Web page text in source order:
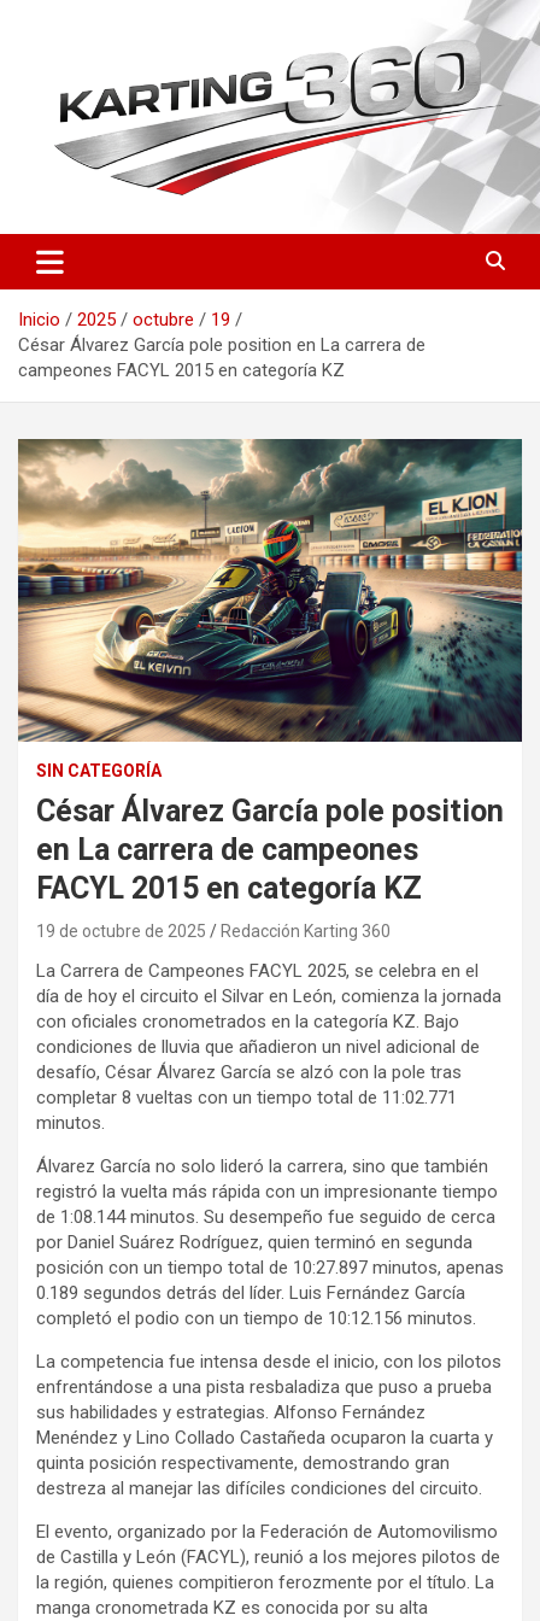
Karting 360 | Noticias,
Campeonatos y Pilotos de
Karting en España
Toda la actualidad del karting nacional e internacional: resultados
del CEK, FIA Karting, fichas de pilotos, circuitos y novedades
técnicas. Actualizado a diario.
Inicio
2025 octubre
19
César Álvarez García pole position en La carrera de
campeones FACYL 2015 en categoría KZ
SIN CATEGORÍA
César Álvarez García pole position
en La carrera de campeones
FACYL 2015 en categoría KZ
19 de octubre de 2025 Redacción Karting 360
La Carrera de Campeones FACYL 2025, se celebra en el
día de hoy el circuito el Silvar en León, comienza la jornada
con oficiales cronometrados en la categoría KZ. Bajo
condiciones de lluvia que añadieron un nivel adicional de
desafío, César Álvarez García se alzó con la pole tras
completar 8 vueltas con un tiempo total de 11:02.771
minutos.
Álvarez García no solo lideró la carrera, sino que también
registró la vuelta más rápida con un impresionante tiempo
de 1:08.144 minutos. Su desempeño fue seguido de cerca
por Daniel Suárez Rodríguez, quien terminó en segunda
posición con un tiempo total de 10:27.897 minutos, apenas
0.189 segundos detrás del líder. Luis Fernández García
completó el podio con un tiempo de 10:12.156 minutos.
La competencia fue intensa desde el inicio, con los pilotos
enfrentándose a una pista resbaladiza que puso a prueba
sus habilidades y estrategias. Alfonso Fernández
Menéndez y Lino Collado Castañeda ocuparon la cuarta y
quinta posición respectivamente, demostrando gran
destreza al manejar las difíciles condiciones del circuito.
El evento, organizado por la Federación de Automovilismo
de Castilla y León (FACYL), reunió a los mejores pilotos de
la región, quienes compitieron ferozmente por el título. La
manga cronometrada KZ es conocida por su alta